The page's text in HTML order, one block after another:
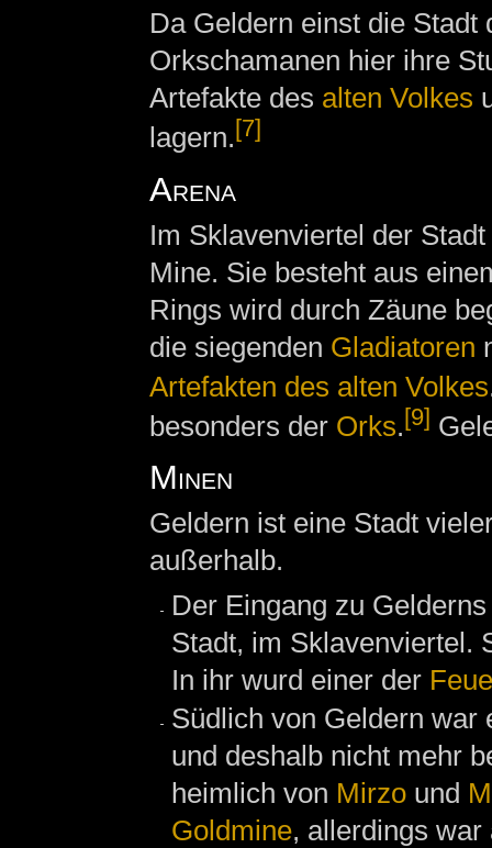
Da Geldern einst die
Orkschamanen hier ihre
Artefakte des alten Volkes
lagern.[7]
Arena
Im Sklavenviertel der
Mine. Sie besteht aus
Rings wird durch Zäune
die siegenden Gladiatoren
Artefakten des alten Volkes
besonders der Orks.[9]
Minen
Geldern ist eine Stadt
außerhalb.
Der Eingang zu
Stadt, im Sklavenviertel.
In ihr wurd einer der
Südlich von Geldern war
und deshalb nicht mehr
heimlich von Mirzo und
Goldmine, allerdings